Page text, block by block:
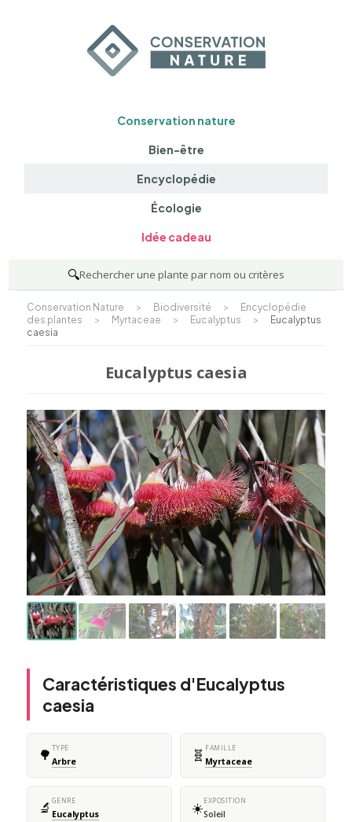
Conservation nature
Bien-être
Encyclopédie
Écologie
Idée cadeau
🔍Rechercher une plante par nom ou critères
Conservation Nature > Biodiversité >
Encyclopédie
des plantes
> Myrtaceae > Eucalyptus >
Eucalyptus
caesia
Eucalyptus caesia
Caractéristiques d'Eucalyptus
caesia
🌳 TYPE
Arbre 🧬 FAMILLE
Myrtaceae
🔬 GENRE
Eucalyptus ☀️EXPOSITION
Soleil